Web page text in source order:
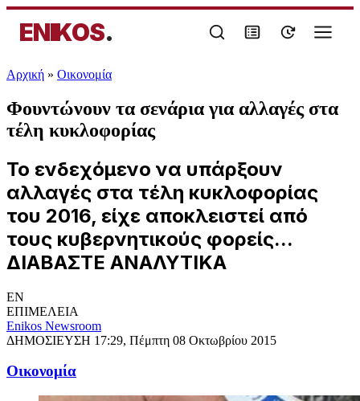
ENIKOS.
Αρχική » Oικονομία
Φουντώνουν τα σενάρια για αλλαγές στα
τέλη κυκλοφορίας
Το ενδεχόμενο να υπάρξουν
αλλαγές στα τέλη κυκλοφορίας
του 2016, είχε αποκλειστεί από
τους κυβερνητικούς φορείς...
ΔΙΑΒΑΣΤΕ ΑΝΑΛΥΤΙΚΑ
EN
ΕΠΙΜΕΛΕΙΑ
Enikos Newsroom
ΔΗΜΟΣΙΕΥΣΗ 17:29, Πέμπτη 08 Οκτωβρίου 2015
Oικονομία